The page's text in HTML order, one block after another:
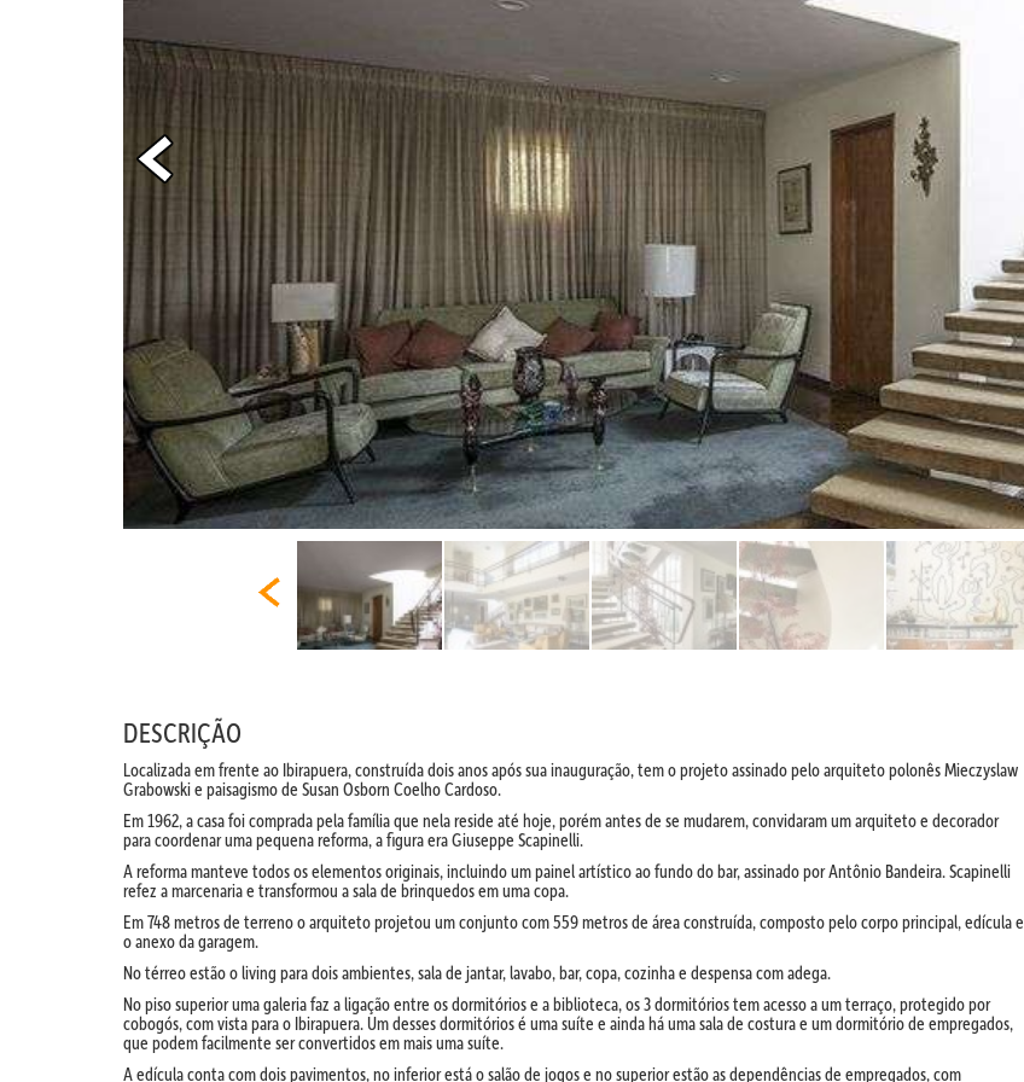
DESCRIÇÃO
Localizada em frente ao Ibirapuera, construída dois anos após sua inauguração, tem o projeto assinado pelo arquiteto polonês Mieczyslaw
Grabowski e paisagismo de Susan Osborn Coelho Cardoso.
Em 1962, a casa foi comprada pela família que nela reside até hoje, porém antes de se mudarem, convidaram um arquiteto e decorador
para coordenar uma pequena reforma, a figura era Giuseppe Scapinelli.
A reforma manteve todos os elementos originais, incluindo um painel artístico ao fundo do bar, assinado por Antônio Bandeira. Scapinelli
refez a marcenaria e transformou a sala de brinquedos em uma copa.
Em 748 metros de terreno o arquiteto projetou um conjunto com 559 metros de área construída, composto pelo corpo principal, edícula e
o anexo da garagem.
No térreo estão o living para dois ambientes, sala de jantar, lavabo, bar, copa, cozinha e despensa com adega.
No piso superior uma galeria faz a ligação entre os dormitórios e a biblioteca, os 3 dormitórios tem acesso a um terraço, protegido por
cobogós, com vista para o Ibirapuera. Um desses dormitórios é uma suíte e ainda há uma sala de costura e um dormitório de empregados,
que podem facilmente ser convertidos em mais uma suíte.
A edícula conta com dois pavimentos, no inferior está o salão de jogos e no superior estão as dependências de empregados, com